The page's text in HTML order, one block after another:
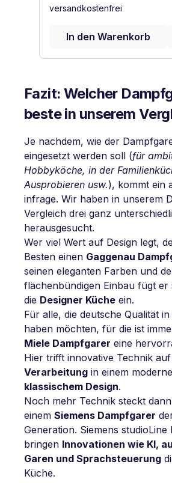
versandkostenfrei
In den Warenkorb
Fazit: Welcher
beste in unserem
Je nachdem, wie der
eingesetzt werden soll (für
Hobbyköche, in der
Ausprobieren usw.), kommt ein
infrage. Wir haben in unserem
Vergleich drei ganz
herausgesucht.
Wer viel Wert auf Design legt,
Besten einen Gaggenau
seinen eleganten Farben und
flächenbündigen Einbau fügt
die Designer Küche ein.
Für alle, die deutsche Qualität
haben möchten, für die ist
Miele Dampfgarer eine
Hier trifft innovative Technik auf
Verarbeitung in einem
klassischem Design.
Noch mehr Technik steckt
einem Siemens Dampfgarer
Generation. Siemens
bringen Innovationen wie KI,
Garen und Sprachsteuerung
Küche.